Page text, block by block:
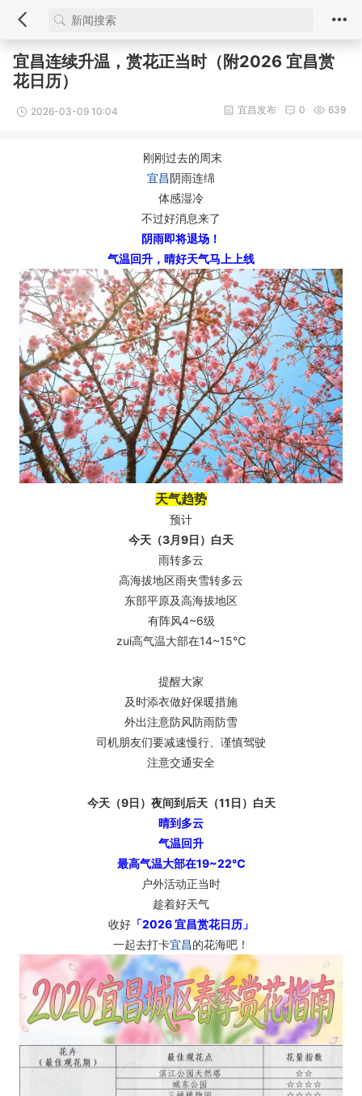
宜昌连续升温，赏花正当时（附2026 宜昌赏
花日历）
2026-03-09 10:04 639
0
宜昌发布
刚刚过去的周末
宜昌阴雨连绵
体感湿冷
不过好消息来了
阴雨即将退场！
气温回升，晴好天气马上上线
天气趋势
预计
今天（3月9日）白天
雨转多云
高海拔地区雨夹雪转多云
东部平原及高海拔地区
有阵风4~6级
zui高气温大部在14~15℃
提醒大家
及时添衣做好保暖措施
外出注意防风防雨防雪
司机朋友们要减速慢行、谨慎驾驶
注意交通安全
今天（9日）夜间到后天（11日）白天
晴到多云
气温回升
最高气温大部在19~22℃
户外活动正当时
趁着好天气
收好 「2026 宜昌赏花日历」
一起去打卡宜昌的花海吧！